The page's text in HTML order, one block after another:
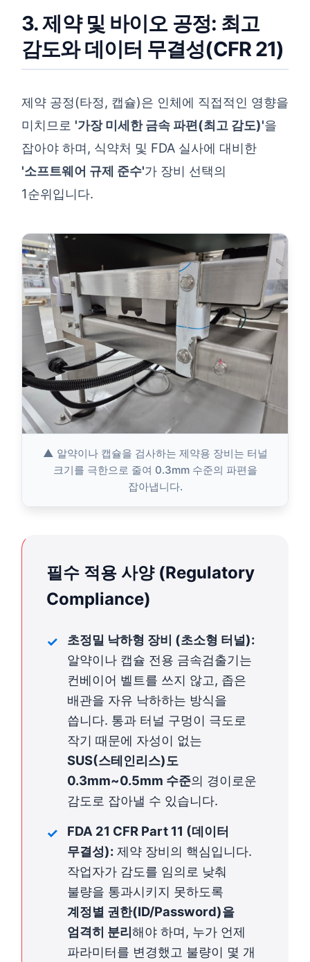
3. 제약 및 바이오 공정: 최고
감도와 데이터 무결성(CFR 21)
제약 공정(타정, 캡슐)은 인체에 직접적인 영향을
미치므로 '가장 미세한 금속 파편(최고 감도)'을
잡아야 하며, 식약처 및 FDA 실사에 대비한
'소프트웨어 규제 준수'가 장비 선택의
1순위입니다.
▲ 알약이나 캡슐을 검사하는 제약용 장비는 터널
크기를 극한으로 줄여 0.3mm 수준의 파편을
잡아냅니다.
필수 적용 사양 (Regulatory
Compliance)
초정밀 낙하형 장비 (초소형 터널):
알약이나 캡슐 전용 금속검출기는
컨베이어 벨트를 쓰지 않고, 좁은
배관을 자유 낙하하는 방식을
씁니다. 통과 터널 구멍이 극도로
작기 때문에 자성이 없는
SUS(스테인리스)도
0.3mm~0.5mm 수준의 경이로운
감도로 잡아낼 수 있습니다.
FDA 21 CFR Part 11 (데이터
무결성): 제약 장비의 핵심입니다.
작업자가 감도를 임의로 낮춰
불량을 통과시키지 못하도록
계정별 권한(ID/Password)을
엄격히 분리해야 하며, 누가 언제
파라미터를 변경했고 불량이 몇 개